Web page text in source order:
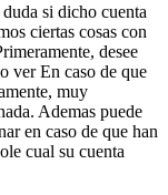
si dicho cuenta
ciertas cosas con
desee
ver En caso de que
muy
Ademas puede
en caso de que han
cual su cuenta